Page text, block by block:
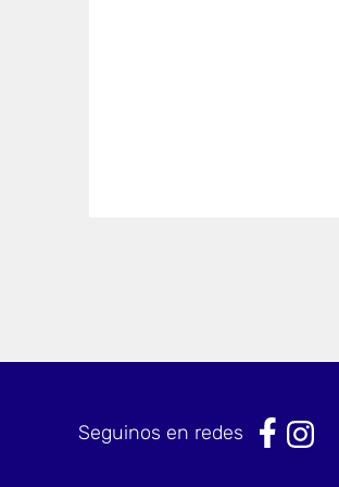
Seguinos en redes